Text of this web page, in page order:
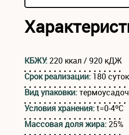
КБЖУ:220 ккал / 920 кДЖ
Срок реализации: 180 суток
Вид упаковки:
Условия хранения:t=0-4ºС
Массовая доля жира:25%